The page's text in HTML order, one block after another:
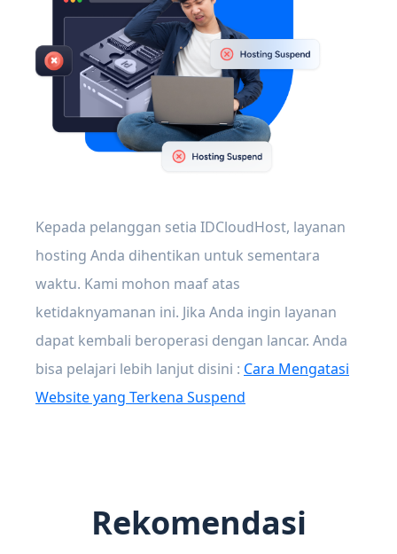
Kepada pelanggan setia IDCloudHost, layanan
hosting Anda dihentikan untuk sementara
waktu. Kami mohon maaf atas
ketidaknyamanan ini. Jika Anda ingin layanan
dapat kembali beroperasi dengan lancar. Anda
bisa pelajari lebih lanjut disini : Cara Mengatasi
Website yang Terkena Suspend
Rekomendasi